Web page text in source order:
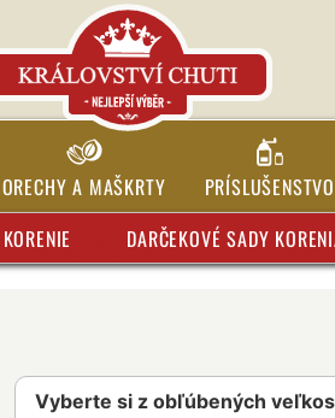
ORECHY A MAŠKRTY PRÍSLUŠENSTVO
DARČEKOVÉ SADY
Vyberte si z obľúbených